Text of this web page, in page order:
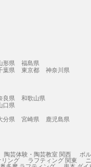
形県
福島県
葉県 東京都
神奈川県
良県
和歌山県
口県
分県 宮崎県
鹿児島県
陶芸体験・陶芸教室 関西 ボ
ング ラフティング 関東